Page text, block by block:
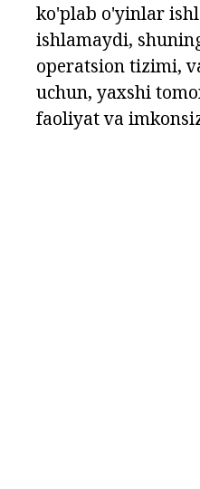
ko'plab o'yinlar
ishlamaydi,
operatsion tizimi,
uchun, yaxshi
faoliyat va